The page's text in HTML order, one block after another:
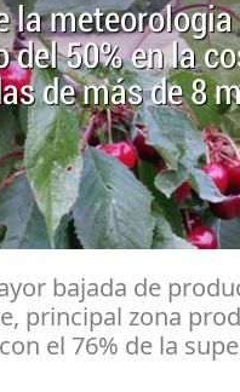
la
del 50% en la
de más de 8
bajada de
principal zona
el 76% de la